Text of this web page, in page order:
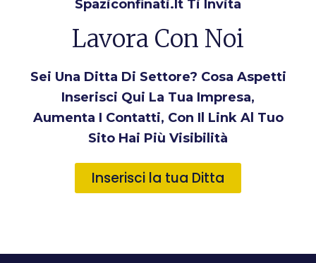
Spaziconfinati.it Ti Invita
Lavora Con Noi
Sei Una Ditta Di Settore? Cosa Aspetti
Inserisci Qui La Tua Impresa,
Aumenta I Contatti, Con Il Link Al Tuo
Sito Hai Più Visibilità
Inserisci la tua Ditta